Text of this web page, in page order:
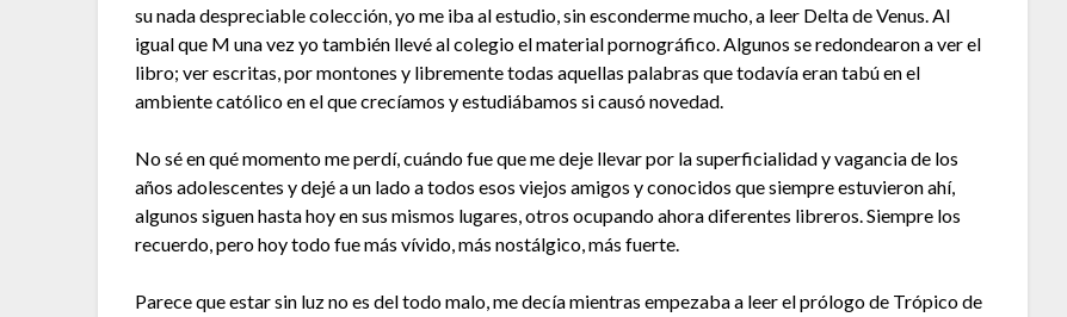
su nada despreciable colección, yo me iba al estudio, sin esconderme mucho, a leer Delta de Venus. Al
igual que M una vez yo también llevé al colegio el material pornográfico. Algunos se redondearon a ver el
libro; ver escritas, por montones y libremente todas aquellas palabras que todavía eran tabú en el
ambiente católico en el que crecíamos y estudiábamos si causó novedad.
No sé en qué momento me perdí, cuándo fue que me deje llevar por la superficialidad y vagancia de los
años adolescentes y dejé a un lado a todos esos viejos amigos y conocidos que siempre estuvieron ahí,
algunos siguen hasta hoy en sus mismos lugares, otros ocupando ahora diferentes libreros. Siempre los
recuerdo, pero hoy todo fue más vívido, más nostálgico, más fuerte.
Parece que estar sin luz no es del todo malo, me decía mientras empezaba a leer el prólogo de Trópico de